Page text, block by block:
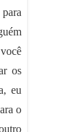
os
eu
o